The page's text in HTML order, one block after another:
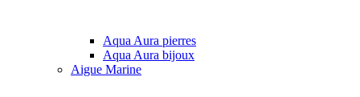
Aqua Aura pierres
Aqua Aura bijoux
Aigue Marine